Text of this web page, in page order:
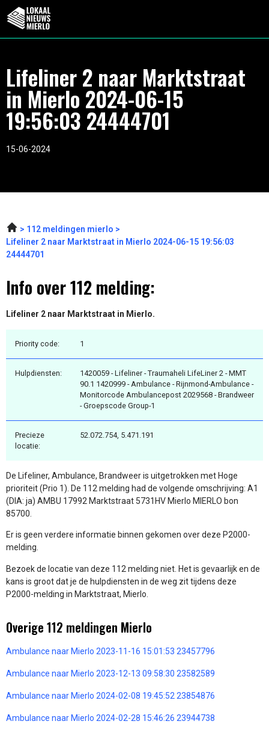
Lifeliner 2 naar Marktstraat
in Mierlo 2024-06-15
19:56:03 24444701
15-06-2024
112 meldingen mierlo
Lifeliner 2 naar Marktstraat in Mierlo 2024-06-15 19:56:03
24444701
Info over 112 melding:
Lifeliner 2 naar Marktstraat in Mierlo.
Priority code: 1
Hulpdiensten:
1420059 - Lifeliner - Traumaheli LifeLiner 2 - MMT
90.1 1420999 - Ambulance - Rijnmond-Ambulance -
Monitorcode Ambulancepost 2029568 - Brandweer
- Groepscode Group-1
Precieze
locatie:
52.072.754, 5.471.191
De Lifeliner, Ambulance, Brandweer is uitgetrokken met Hoge
prioriteit (Prio 1). De 112 melding had de volgende omschrijving: A1
(DIA: ja) AMBU 17992 Marktstraat 5731HV Mierlo MIERLO bon
85700.
Er is geen verdere informatie binnen gekomen over deze P2000-
melding.
Bezoek de locatie van deze 112 melding niet. Het is gevaarlijk en de
kans is groot dat je de hulpdiensten in de weg zit tijdens deze
P2000-melding in Marktstraat, Mierlo.
Overige 112 meldingen Mierlo
Ambulance naar Mierlo 2023-11-16 15:01:53 23457796
Ambulance naar Mierlo 2023-12-13 09:58:30 23582589
Ambulance naar Mierlo 2024-02-08 19:45:52 23854876
Ambulance naar Mierlo 2024-02-28 15:46:26 23944738